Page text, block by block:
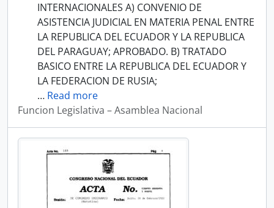
INTERNACIONALES A) CONVENIO DE
ASISTENCIA JUDICIAL EN MATERIA PENAL ENTRE
LA REPUBLICA DEL ECUADOR Y LA REPUBLICA
DEL PARAGUAY; APROBADO. B) TRATADO
BASICO ENTRE LA REPUBLICA DEL ECUADOR Y
LA FEDERACION DE RUSIA;
… Read more
Funcion Legislativa – Asamblea Nacional